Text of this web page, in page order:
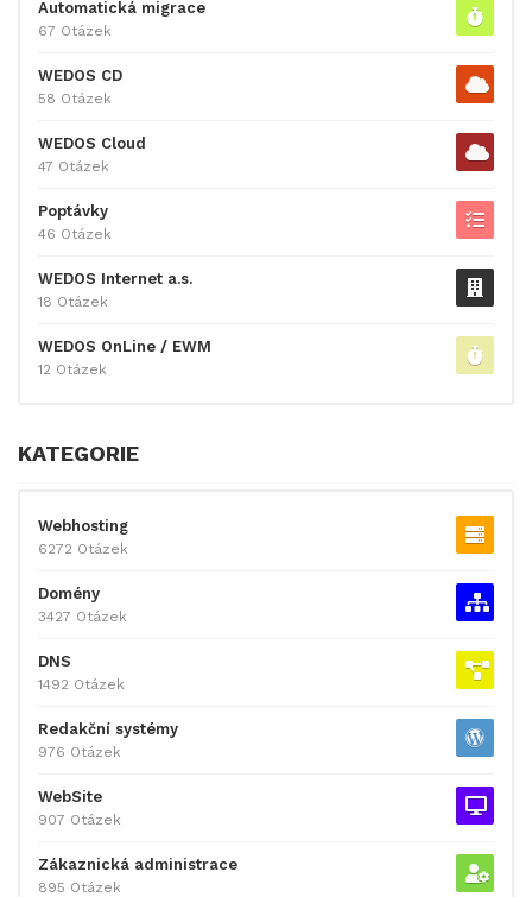
Automatická migrace
67 Otázek
WEDOS CD
58 Otázek
WEDOS Cloud
47 Otázek
Poptávky
46 Otázek
WEDOS Internet a.s.
18 Otázek
WEDOS OnLine / EWM
12 Otázek
KATEGORIE
Webhosting
6272 Otázek
Domény
3427 Otázek
DNS
1492 Otázek
Redakční systémy
976 Otázek
WebSite
907 Otázek
Zákaznická administrace
895 Otázek